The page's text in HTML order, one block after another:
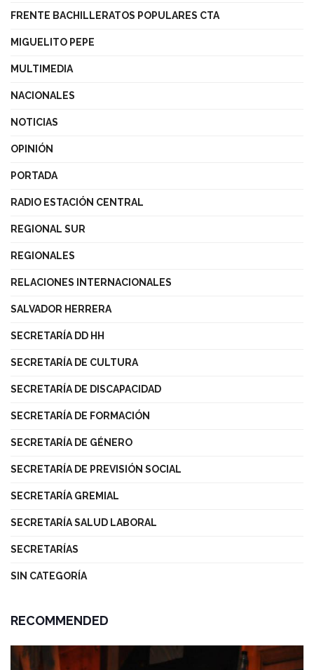
FRENTE BACHILLERATOS POPULARES CTA
MIGUELITO PEPE
MULTIMEDIA
NACIONALES
NOTICIAS
OPINIÓN
PORTADA
RADIO ESTACIÓN CENTRAL
REGIONAL SUR
REGIONALES
RELACIONES INTERNACIONALES
SALVADOR HERRERA
SECRETARÍA DD HH
SECRETARÍA DE CULTURA
SECRETARÍA DE DISCAPACIDAD
SECRETARÍA DE FORMACIÓN
SECRETARÍA DE GÉNERO
SECRETARÍA DE PREVISIÓN SOCIAL
SECRETARÍA GREMIAL
SECRETARÍA SALUD LABORAL
SECRETARÍAS
SIN CATEGORÍA
RECOMMENDED